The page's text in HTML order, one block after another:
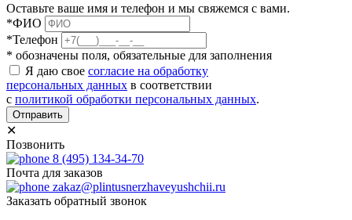
Оставьте ваше имя и телефон и мы свяжемся с вами.
*ФИО
*Телефон
* обозначены поля, обязательные для заполнения
Я даю свое согласие на обработку
персональных данных в соответствии
с политикой обработки персональных данных.
Отправить
✕
Позвонить
8 (495) 134-34-70
Почта для заказов
zakaz@plintusnerzhaveyushchii.ru
Заказать обратный звонок